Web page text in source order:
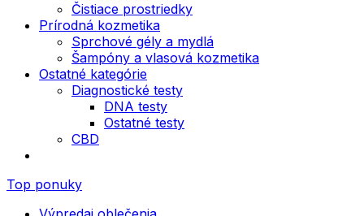
Čistiace prostriedky
Prírodná kozmetika
Sprchové gély a mydlá
Šampóny a vlasová kozmetika
Ostatné kategórie
Diagnostické testy
DNA testy
Ostatné testy
CBD
Top ponuky